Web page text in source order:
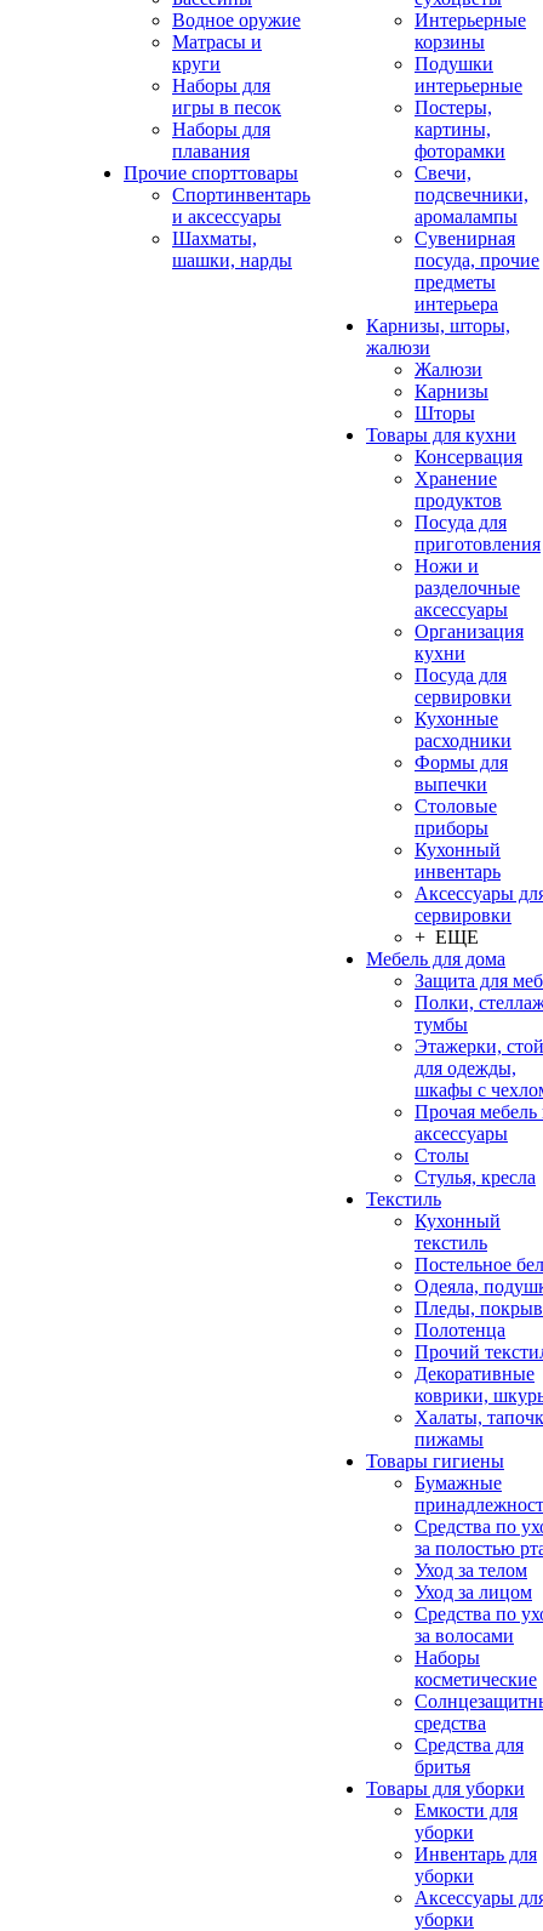
Водное оружие
Матрасы и
круги
Наборы для
игры в песок
Наборы для
плавания
Прочие спорттовары
Спортинвентарь
и аксессуары
Шахматы,
шашки, нарды
Интерьерные
корзины
Подушки
интерьерные
Постеры,
картины,
фоторамки
Свечи,
подсвечники,
аромалампы
Сувенирная
посуда, прочие
предметы
интерьера
Карнизы, шторы,
жалюзи
Жалюзи
Карнизы
Шторы
Товары для кухни
Консервация
Хранение
продуктов
Посуда для
приготовления
Ножи и
разделочные
аксессуары
Организация
кухни
Посуда для
сервировки
Кухонные
расходники
Формы для
выпечки
Столовые
приборы
Кухонный
инвентарь
Аксессуары
сервировки
+ ЕЩЕ
Мебель для дома
Защита для
Полки,
тумбы
Этажерки,
для одежды,
шкафы с
Прочая мебель
аксессуары
Столы
Стулья, кресла
Текстиль
Кухонный
текстиль
Постельное
Одеяла,
Пледы,
Полотенца
Прочий
Декоративные
коврики,
Халаты,
пижамы
Товары гигиены
Бумажные
Средства по
за полостью
Уход за телом
Уход за лицом
Средства по
за волосами
Наборы
косметические
средства
Средства для
бритья
Товары для уборки
Емкости для
уборки
Инвентарь для
уборки
Аксессуары
уборки